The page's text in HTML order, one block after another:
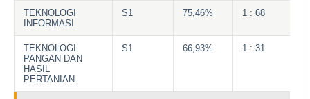
TEKNOLOGI
INFORMASI
S1 75,46% 1 : 68
TEKNOLOGI
PANGAN DAN
HASIL
PERTANIAN
S1 66,93% 1 : 31